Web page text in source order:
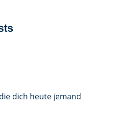
dich heute jemand